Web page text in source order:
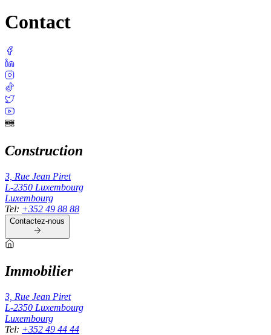
Contact
Construction
3, Rue Jean Piret
L-2350 Luxembourg
Luxembourg
Tel: +352 49 88 88
Contactez-nous
Immobilier
3, Rue Jean Piret
L-2350 Luxembourg
Luxembourg
Tel: +352 49 44 44